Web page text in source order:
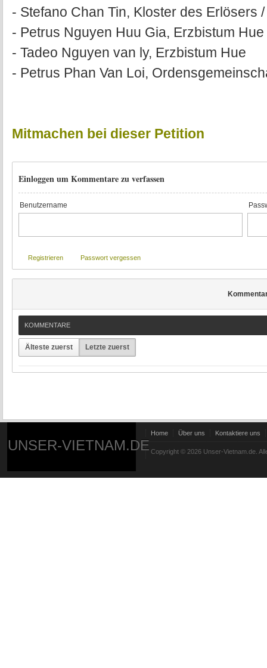
- Stefano Chan Tin, Kloster des Erlösers
- Petrus Nguyen Huu Gia, Erzbistum Hue
- Tadeo Nguyen van ly, Erzbistum Hue
- Petrus Phan Van Loi,
Mitmachen bei dieser Petition
Einloggen um Kommentare zu verfassen
Benutzername
Registrieren Passwort vergessen
KOMMENTARE
Älteste zuerst Letzte zuerst
UNSER-VIETNAM.DE
Home Über uns Kontaktiere uns
Copyright © 2026 Unser-Vietnam.de.